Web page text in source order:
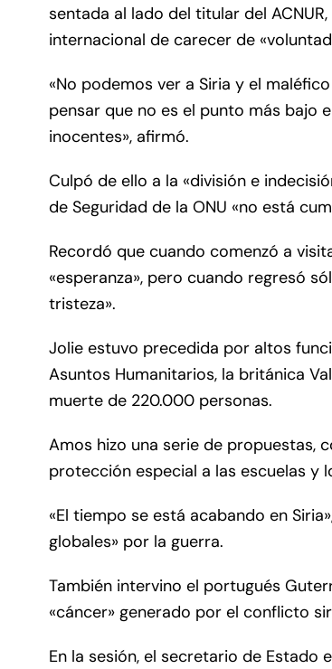
sentada al lado del titular del
internacional de carecer de
«No podemos ver a Siria y el
pensar que no es el punto más bajo
inocentes», afirmó.
Culpó de ello a la «división e
de Seguridad de la ONU «no está
Recordó que cuando comenzó a
«esperanza», pero cuando regresó
tristeza».
Jolie estuvo precedida por altos
Asuntos Humanitarios, la británica
muerte de 220.000 personas.
Amos hizo una serie de propuestas,
protección especial a las escuelas y
«El tiempo se está acabando en
globales» por la guerra.
También intervino el portugués
«cáncer» generado por el conflicto
En la sesión, el secretario de Estado